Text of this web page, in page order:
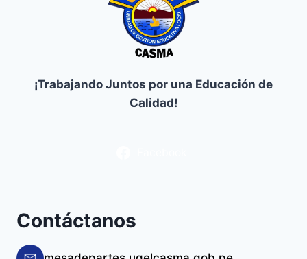
¡Trabajando Juntos por una Educación de
Calidad!
Contáctanos